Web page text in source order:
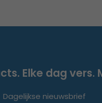
Elke dag vers.
Dagelijkse nieuwsbrief